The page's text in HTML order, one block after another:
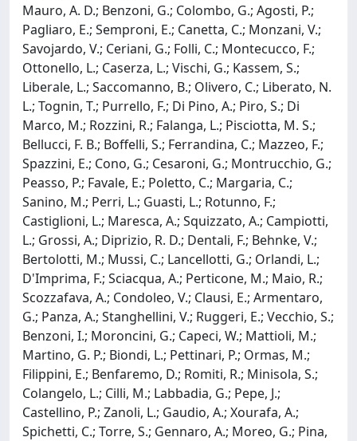
Mauro, A. D.; Benzoni, G.; Colombo, G.; Agosti, P.;
Pagliaro, E.; Semproni, E.; Canetta, C.; Monzani, V.;
Savojardo, V.; Ceriani, G.; Folli, C.; Montecucco, F.;
Ottonello, L.; Caserza, L.; Vischi, G.; Kassem, S.;
Liberale, L.; Saccomanno, B.; Olivero, C.; Liberato, N.
L.; Tognin, T.; Purrello, F.; Di Pino, A.; Piro, S.; Di
Marco, M.; Rozzini, R.; Falanga, L.; Pisciotta, M. S.;
Bellucci, F. B.; Boffelli, S.; Ferrandina, C.; Mazzeo, F.;
Spazzini, E.; Cono, G.; Cesaroni, G.; Montrucchio, G.;
Peasso, P.; Favale, E.; Poletto, C.; Margaria, C.;
Sanino, M.; Perri, L.; Guasti, L.; Rotunno, F.;
Castiglioni, L.; Maresca, A.; Squizzato, A.; Campiotti,
L.; Grossi, A.; Diprizio, R. D.; Dentali, F.; Behnke, V.;
Bertolotti, M.; Mussi, C.; Lancellotti, G.; Orlandi, L.;
D'Imprima, F.; Sciacqua, A.; Perticone, M.; Maio, R.;
Scozzafava, A.; Condoleo, V.; Clausi, E.; Armentaro,
G.; Panza, A.; Stanghellini, V.; Ruggeri, E.; Vecchio, S.;
Benzoni, I.; Moroncini, G.; Capeci, W.; Mattioli, M.;
Martino, G. P.; Biondi, L.; Pettinari, P.; Ormas, M.;
Filippini, E.; Benfaremo, D.; Romiti, R.; Minisola, S.;
Colangelo, L.; Cilli, M.; Labbadia, G.; Pepe, J.;
Castellino, P.; Zanoli, L.; Gaudio, A.; Xourafa, A.;
Spichetti, C.; Torre, S.; Gennaro, A.; Moreo, G.; Pina,